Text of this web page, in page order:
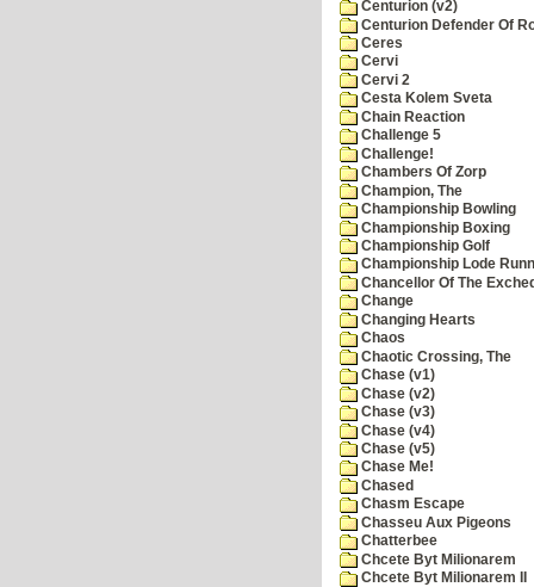
Centurion (v2)
Centurion Defender Of
Ceres
Cervi
Cervi 2
Cesta Kolem Sveta
Chain Reaction
Challenge 5
Challenge!
Chambers Of Zorp
Champion, The
Championship Bowling
Championship Boxing
Championship Golf
Championship Lode
Chancellor Of The
Change
Changing Hearts
Chaos
Chaotic Crossing, The
Chase (v1)
Chase (v2)
Chase (v3)
Chase (v4)
Chase (v5)
Chase Me!
Chased
Chasm Escape
Chasseu Aux Pigeons
Chatterbee
Chcete Byt Milionarem
Chcete Byt Milionarem II